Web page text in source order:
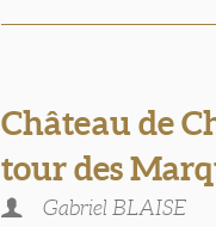
Château de
tour des
Gabriel BLAISE